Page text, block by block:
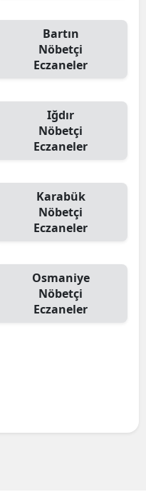
Bartın
Nöbetçi
Eczaneler
Iğdır
Nöbetçi
Eczaneler
Karabük
Nöbetçi
Eczaneler
Osmaniye
Nöbetçi
Eczaneler